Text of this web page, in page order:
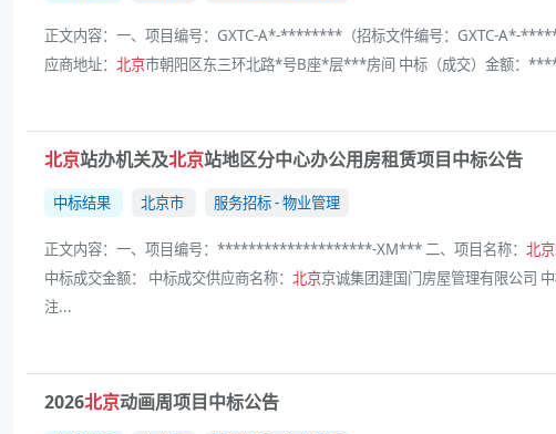
正文内容：一、项目编号：GXTC-A*-********（招标文件编号：GXTC-A*-
应商地址： 北京市朝阳区东三环北路*号B座*层***房间 中标（成交）金额：
北京站办机关及北京站地区分中心办公用房租赁项目中标公告
中标结果 北京市 服务招标 - 物业管理
正文内容：一、项目编号：********************-XM*** 二、项目名称： 北京
中标成交金额： 中标成交供应商名称： 北京京诚集团建国门房屋管理有限公司 中
注...
2026北京动画周项目中标公告